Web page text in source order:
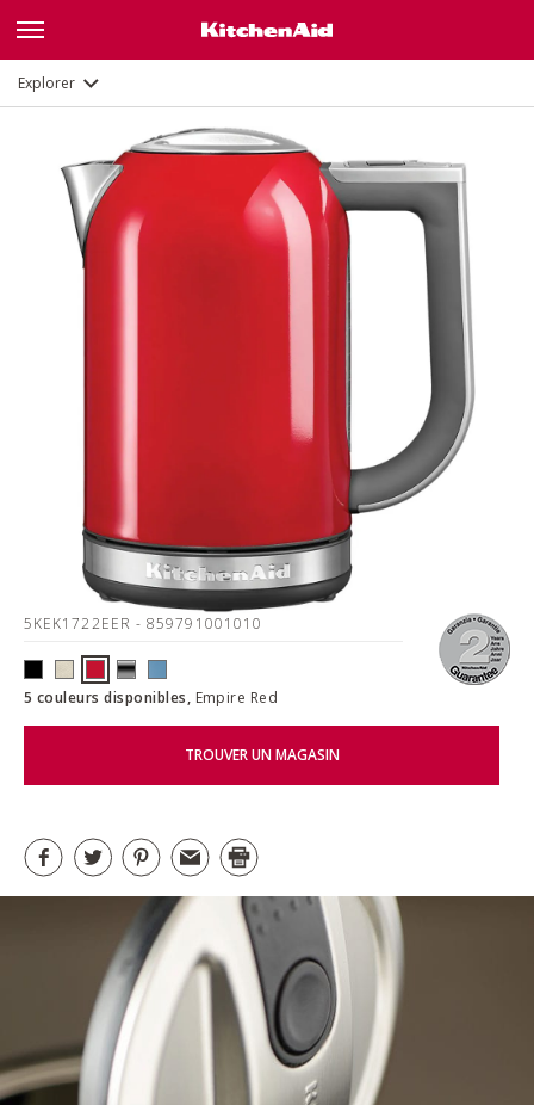
Explorer
5KEK1722EER - 859791001010
5 couleurs disponibles, Empire Red
TROUVER UN MAGASIN